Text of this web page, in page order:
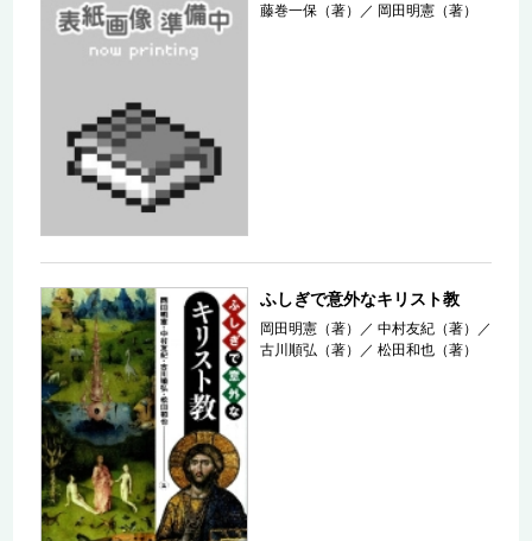
藤巻一保（著） ／ 岡田明憲（著）
ふしぎで意外なキリスト教
岡田明憲（著） ／中村友紀（著）
／
古川順弘（著）
／松田和也（著）